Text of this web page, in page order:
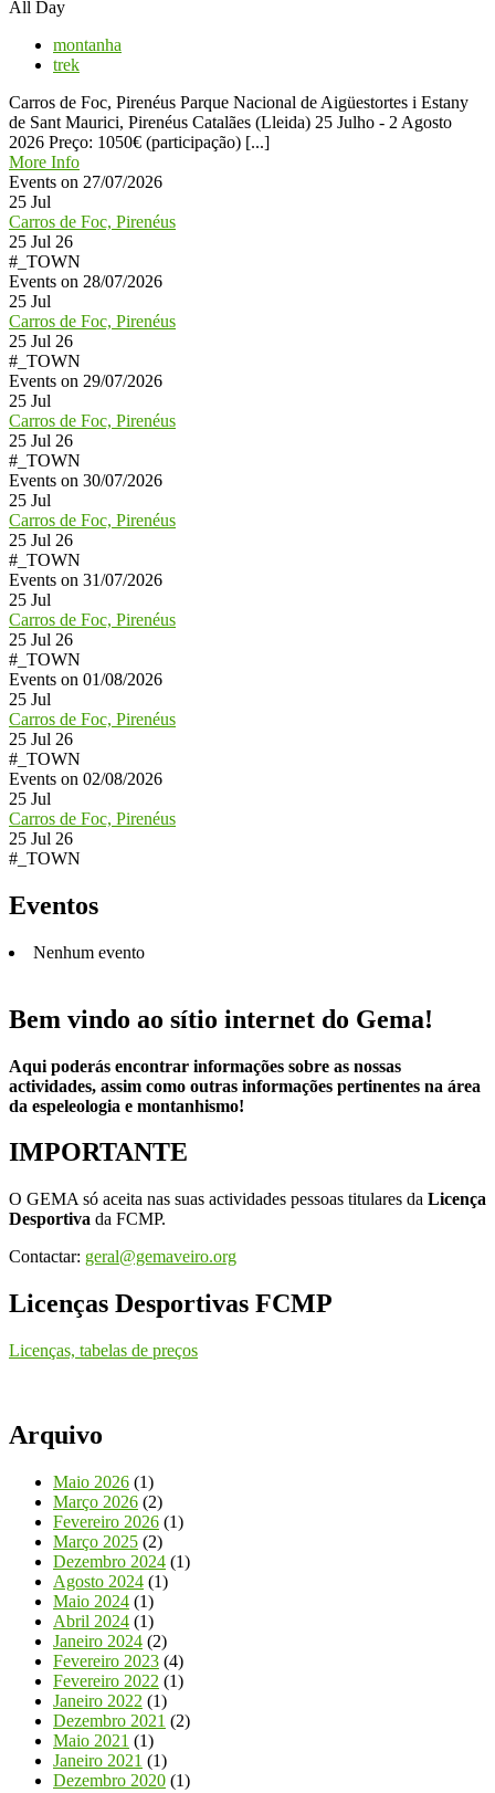
All Day
montanha
trek
Carros de Foc, Pirenéus Parque Nacional de Aigüestortes i Estany
de Sant Maurici, Pirenéus Catalães (Lleida) 25 Julho - 2 Agosto
2026 Preço: 1050€ (participação) [...]
More Info
Events on 27/07/2026
25 Jul
Carros de Foc, Pirenéus
25 Jul 26
#_TOWN
Events on 28/07/2026
25 Jul
Carros de Foc, Pirenéus
25 Jul 26
#_TOWN
Events on 29/07/2026
25 Jul
Carros de Foc, Pirenéus
25 Jul 26
#_TOWN
Events on 30/07/2026
25 Jul
Carros de Foc, Pirenéus
25 Jul 26
#_TOWN
Events on 31/07/2026
25 Jul
Carros de Foc, Pirenéus
25 Jul 26
#_TOWN
Events on 01/08/2026
25 Jul
Carros de Foc, Pirenéus
25 Jul 26
#_TOWN
Events on 02/08/2026
25 Jul
Carros de Foc, Pirenéus
25 Jul 26
#_TOWN
Eventos
Nenhum evento
Bem vindo ao sítio internet do Gema!
Aqui poderás encontrar informações sobre as nossas
actividades, assim como outras informações pertinentes na área
da espeleologia e montanhismo!
IMPORTANTE
O GEMA só aceita nas suas actividades pessoas titulares da Licença
Desportiva da FCMP.
Contactar: geral@gemaveiro.org
Licenças Desportivas FCMP
Licenças, tabelas de preços
Arquivo
Maio 2026 (1)
Março 2026 (2)
Fevereiro 2026 (1)
Março 2025 (2)
Dezembro 2024 (1)
Agosto 2024 (1)
Maio 2024 (1)
Abril 2024 (1)
Janeiro 2024 (2)
Fevereiro 2023 (4)
Fevereiro 2022 (1)
Janeiro 2022 (1)
Dezembro 2021 (2)
Maio 2021 (1)
Janeiro 2021 (1)
Dezembro 2020 (1)